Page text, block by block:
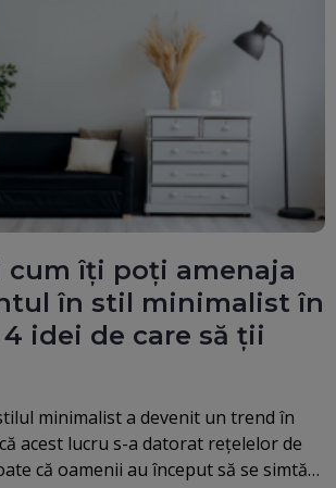
cum îți poți amenaja
în stil minimalist în
4 idei de care să ții
minimalist a devenit un trend în
acest lucru s-a datorat rețelelor de
că oamenii au început să se simtă…